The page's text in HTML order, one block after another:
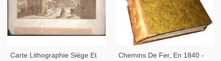
Carte Lithographie Siège Et
Chemins De Fer, En 1840 -